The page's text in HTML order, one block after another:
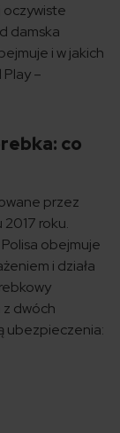
damska
i w jakich
–
co
przez
2017 roku.
obejmuje
i działa
dwóch
ubezpieczenia: